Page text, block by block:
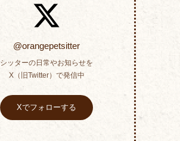
@orangepetsitter
シッターの日常やお知らせを
X（旧Twitter）で発信中
Xでフォローする